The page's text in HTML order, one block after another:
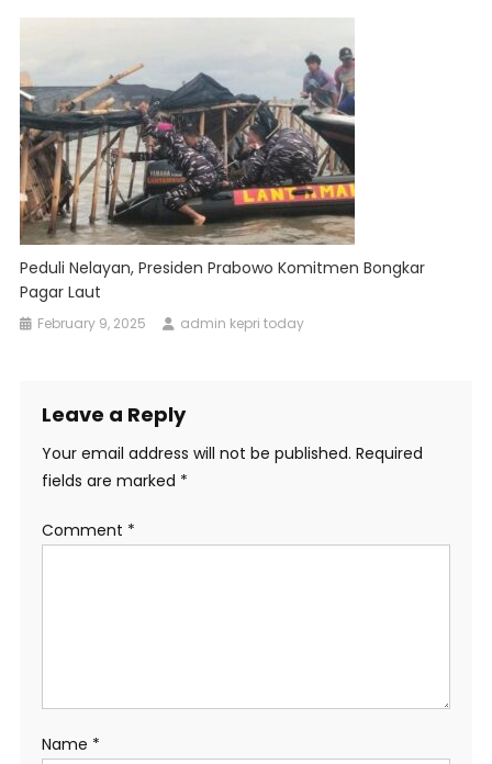
Peduli Nelayan, Presiden Prabowo Komitmen Bongkar
Pagar Laut
February 9, 2025 admin kepri today
Leave a Reply
Your email address will not be published. Required
fields are marked *
Comment *
Name *